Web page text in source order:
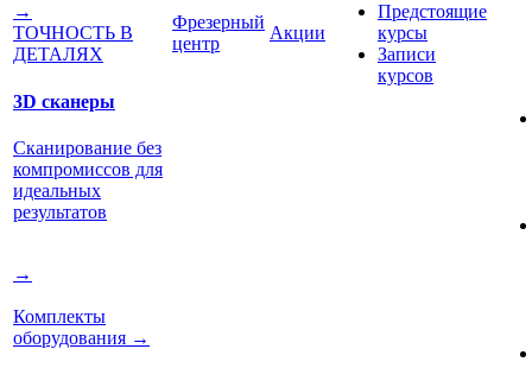
→
ТОЧНОСТЬ В
ДЕТАЛЯХ
3D сканеры
Сканирование без
компромиссов для
идеальных
результатов
→
Комплекты
оборудования →
Фрезерный
центр
Акции
Предстоящие
курсы
Записи
курсов